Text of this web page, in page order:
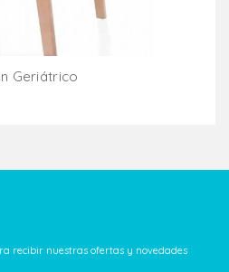
Geriátrico
recibir nuestras ofertas y novedades